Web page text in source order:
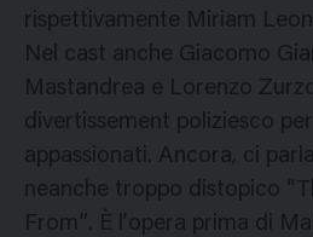
rispettivamente Miriam
Nel cast anche Giacomo
Mastandrea e Lorenzo
divertissement poliziesco
appassionati. Ancora, ci
neanche troppo distopico
From”. È l’opera prima di